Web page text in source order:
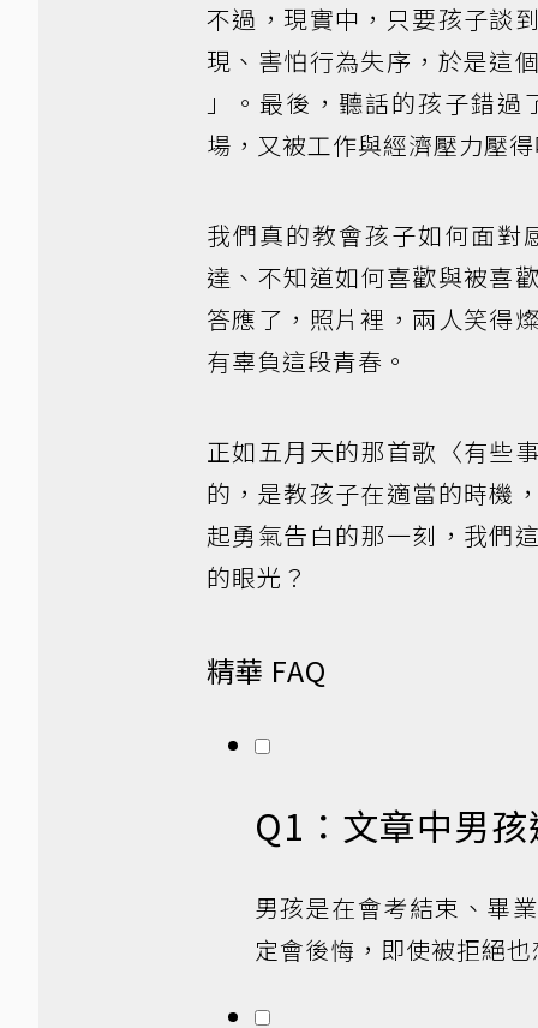
不過，現實中，只要孩子談
現、害怕行為失序，於是這
」。最後，聽話的孩子錯
場，又被工作與經濟壓力壓
我們真的教會孩子如何面
達、不知道如何喜歡與被喜
答應了，照片裡，兩人笑得
有辜負這段青春。
正如五月天的那首歌〈有些
的，是教孩子在適當的時機
起勇氣告白的那一刻，我們
的眼光？
精華 FAQ
Q1：文章中男
男孩是在會考結束、畢
定會後悔，即使被拒絕